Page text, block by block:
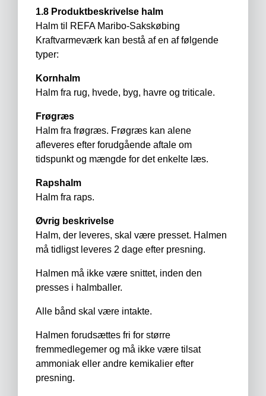
1.8 Produktbeskrivelse halm
Halm til REFA Maribo-Sakskøbing
Kraftvarmeværk kan bestå af en af følgende
typer:
Kornhalm
Halm fra rug, hvede, byg, havre og triticale.
Frøgræs
Halm fra frøgræs. Frøgræs kan alene
afleveres efter forudgående aftale om
tidspunkt og mængde for det enkelte læs.
Rapshalm
Halm fra raps.
Øvrig beskrivelse
Halm, der leveres, skal være presset. Halmen
må tidligst leveres 2 dage efter presning.
Halmen må ikke være snittet, inden den
presses i halmballer.
Alle bånd skal være intakte.
Halmen forudsættes fri for større
fremmedlegemer og må ikke være tilsat
ammoniak eller andre kemikalier efter
presning.